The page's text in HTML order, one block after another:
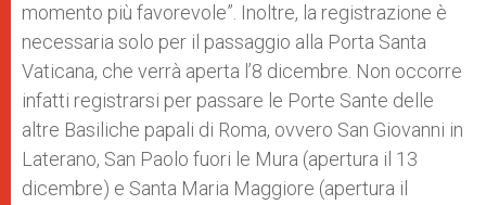
momento più favorevole”. Inoltre, la registrazione è
necessaria solo per il passaggio alla Porta Santa
Vaticana, che verrà aperta l’8 dicembre. Non occorre
infatti registrarsi per passare le Porte Sante delle
altre Basiliche papali di Roma, ovvero San Giovanni in
Laterano, San Paolo fuori le Mura (apertura il 13
dicembre) e Santa Maria Maggiore (apertura il